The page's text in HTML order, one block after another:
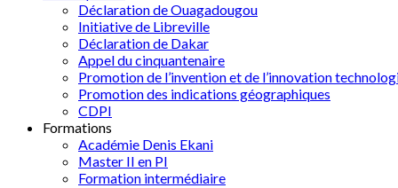
Déclaration de Ouagadougou
Initiative de Libreville
Déclaration de Dakar
Appel du cinquantenaire
Promotion de l’invention et de l’innovation
Promotion des indications géographiques
CDPI
Formations
Académie Denis Ekani
Master II en PI
Formation intermédiaire